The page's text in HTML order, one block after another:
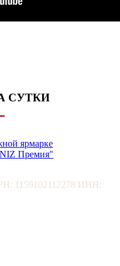
СУТКИ
ярмарке
Премия"
1159102112278 ИНН: